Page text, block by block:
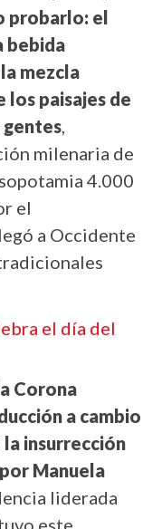
probarlo: el
bebida
mezcla
paisajes de
gentes,
milenaria de
4.000
el
a Occidente
el día del
Corona
a cambio
insurrección
Manuela
liderada
este